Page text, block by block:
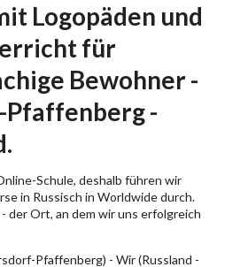
Logopäden und
für
Bewohner -
-
Schule, deshalb führen wir
in Russisch in Worldwide durch.
der Ort, an dem wir uns erfolgreich
Pfaffenberg) - Wir (Russland -